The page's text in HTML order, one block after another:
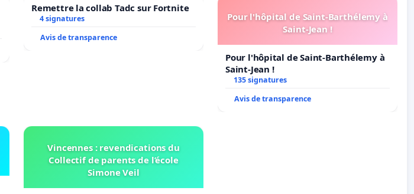
Remettre la collab Tadc sur Fortnite
4 signatures
Avis de transparence
Pour l'hôpital de Saint-Barthélemy à
Saint-Jean !
Pour l'hôpital de Saint-Barthélemy à
Saint-Jean !
135 signatures
Avis de transparence
Vincennes : revendications du
Collectif de parents de l’école
Simone Veil